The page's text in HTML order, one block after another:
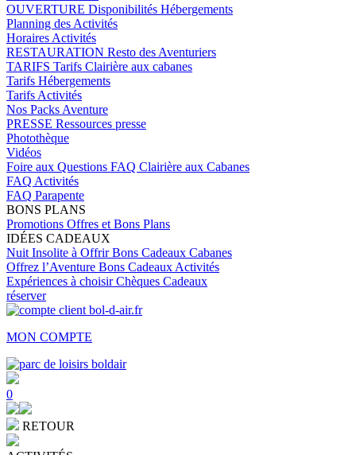
OUVERTURE Disponibilités Hébergements
Planning des Activités
Horaires Activités
RESTAURATION Resto des Aventuriers
TARIFS Tarifs Clairière aux cabanes
Tarifs Hébergements
Tarifs Activités
Nos Packs Aventure
PRESSE Ressources presse
Photothèque
Vidéos
Foire aux Questions FAQ Clairière aux Cabanes
FAQ Activités
FAQ Parapente
BONS PLANS
Promotions Offres et Bons Plans
IDÉES CADEAUX
Nuit Insolite à OffrirBons Cadeaux Cabanes
Offrez l’Aventure Bons Cadeaux Activités
Expériences à choisirChèques Cadeaux
réserver
MON COMPTE
0
RETOUR